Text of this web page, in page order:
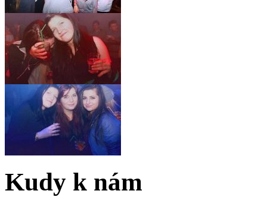
Kudy k nám